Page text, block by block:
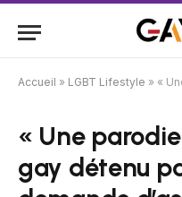
Accueil » LGBT Lifestyle » « Une
« Une
gay détenu